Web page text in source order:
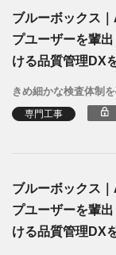
ブルーボックス
プユーザーを輩
ける品質管理DX
きめ細かな検査体制
専門工事
ブルーボックス
プユーザーを輩
ける品質管理DX